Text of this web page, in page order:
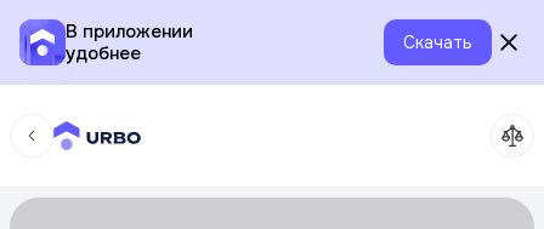
В приложении
удобнее
Скачать